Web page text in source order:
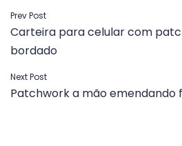
Navegação
de
Post
Prev Post
Carteira para celular com
bordado
Next Post
Patchwork a mão emendando